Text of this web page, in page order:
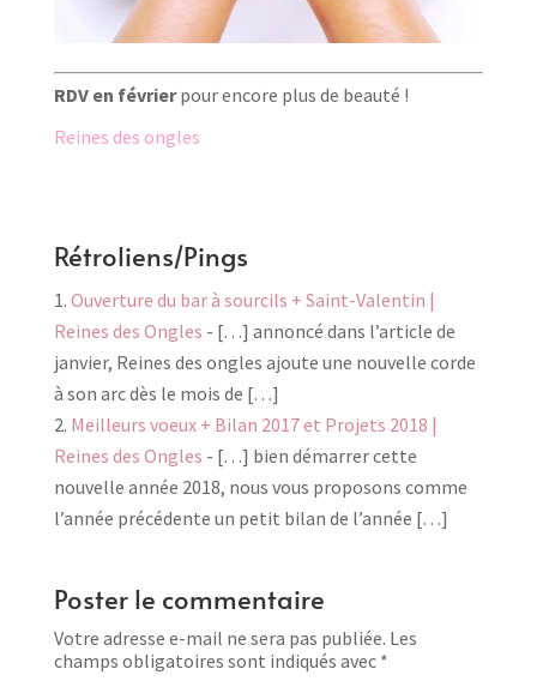
RDV en févrierpour encore plus de beauté !
Reines des ongles
Rétroliens/Pings
Ouverture du bar à sourcils + Saint-Valentin |
Reines des Ongles - […] annoncé dans l’article de
janvier, Reines des ongles ajoute une nouvelle corde
à son arc dès le mois de […]
Meilleurs voeux + Bilan 2017 et Projets 2018 |
Reines des Ongles - […] bien démarrer cette
nouvelle année 2018, nous vous proposons comme
l’année précédente un petit bilan de l’année […]
Poster le commentaire
Votre adresse e-mail ne sera pas publiée. Les
champs obligatoires sont indiqués avec *